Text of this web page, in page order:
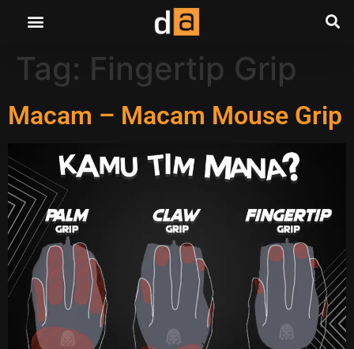
Tag: Fingertip Grip
Macam – Macam Mouse Grip